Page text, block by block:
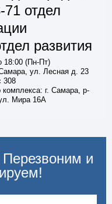
отдел
развития
18:00 (Пн-Пт)
ул. Лесная д. 23
308
комплекса: г. Самара, р-
Мира 16А
и